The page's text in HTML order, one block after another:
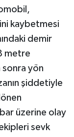
kaybetmesi
demir
metre
sonra yön
şiddetiyle
üzerine olay
sevk